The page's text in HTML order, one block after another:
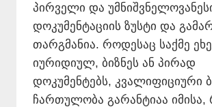
პირველი და
დოკუმენტაციის ზუსტი და
თარგმანია. როდესაც საქმე
იურიდიულ, ბიზნეს ან პირად
დოკუმენტებს, კვალიფიციური
ჩართულობა გარანტიაა იმისა,